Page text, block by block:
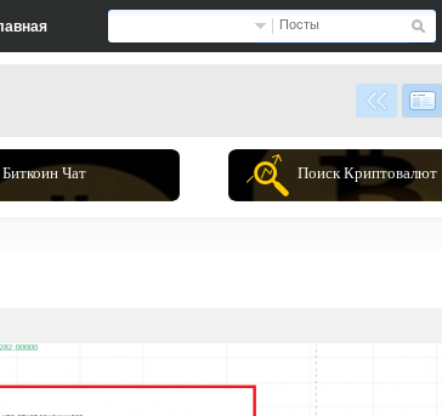
Посты
Биткоин Чат Поиск Криптовалют